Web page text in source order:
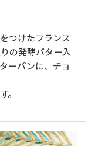
つけたフランス
の発酵バター入
ーパンに、チョ
。